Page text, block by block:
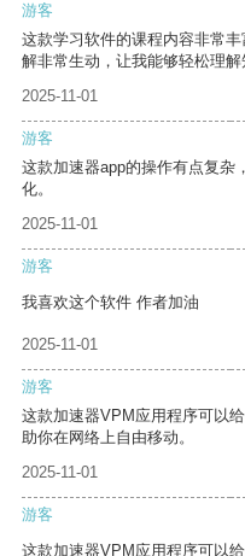
游客
这款学习软件的课程内容非常
解非常生动，让我能够轻松理解
2025-11-01
游客
这款加速器app的操作有点复杂
化。
2025-11-01
游客
我喜欢这个软件 作者加油
2025-11-01
游客
这款加速器VPM应用程序可以
助你在网络上自由移动。
2025-11-01
游客
这款加速器VPM应用程序可以